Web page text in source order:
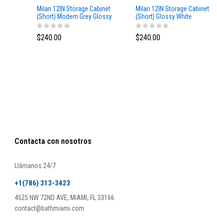
Milan 12IN Storage Cabinet
(Short) Modern Grey Glossy
$240.00
Milan 12IN Storage Cabinet
(Short) Glossy White
$240.00
Contacta con nosotros
Llámanos 24/7
+1(786) 313-3423
4525 NW 72ND AVE, MIAMI, FL 33166
contact@bathmiami.com